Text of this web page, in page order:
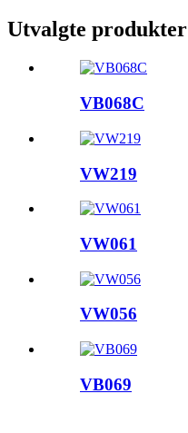
Utvalgte produkter
VB068C
VW219
VW061
VW056
VB069